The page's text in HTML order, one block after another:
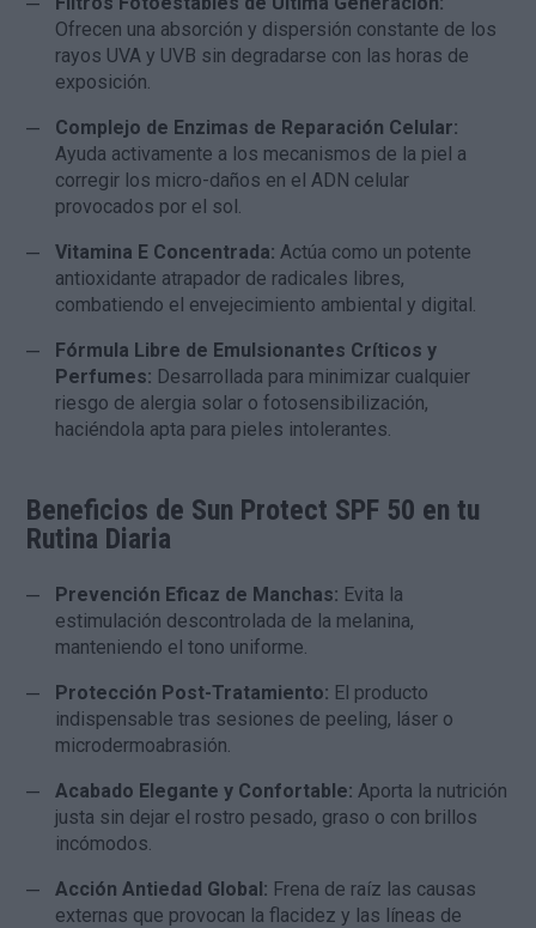
Ofrecen una absorción y dispersión constante de los
rayos UVA y UVB sin degradarse con las horas de
exposición.
Complejo de Enzimas de Reparación Celular:
Ayuda activamente a los mecanismos de la piel a
corregir los micro-daños en el ADN celular
provocados por el sol.
Vitamina E Concentrada: Actúa como un potente
antioxidante atrapador de radicales libres,
combatiendo el envejecimiento ambiental y digital.
Fórmula Libre de Emulsionantes Críticos y
Perfumes: Desarrollada para minimizar cualquier
riesgo de alergia solar o fotosensibilización,
haciéndola apta para pieles intolerantes.
Beneficios de Sun Protect SPF 50 en tu
Rutina Diaria
Prevención Eficaz de Manchas: Evita la
estimulación descontrolada de la melanina,
manteniendo el tono uniforme.
Protección Post-Tratamiento: El producto
indispensable tras sesiones de peeling, láser o
microdermoabrasión.
Acabado Elegante y Confortable: Aporta la nutrición
justa sin dejar el rostro pesado, graso o con brillos
incómodos.
Acción Antiedad Global: Frena de raíz las causas
externas que provocan la flacidez y las líneas de